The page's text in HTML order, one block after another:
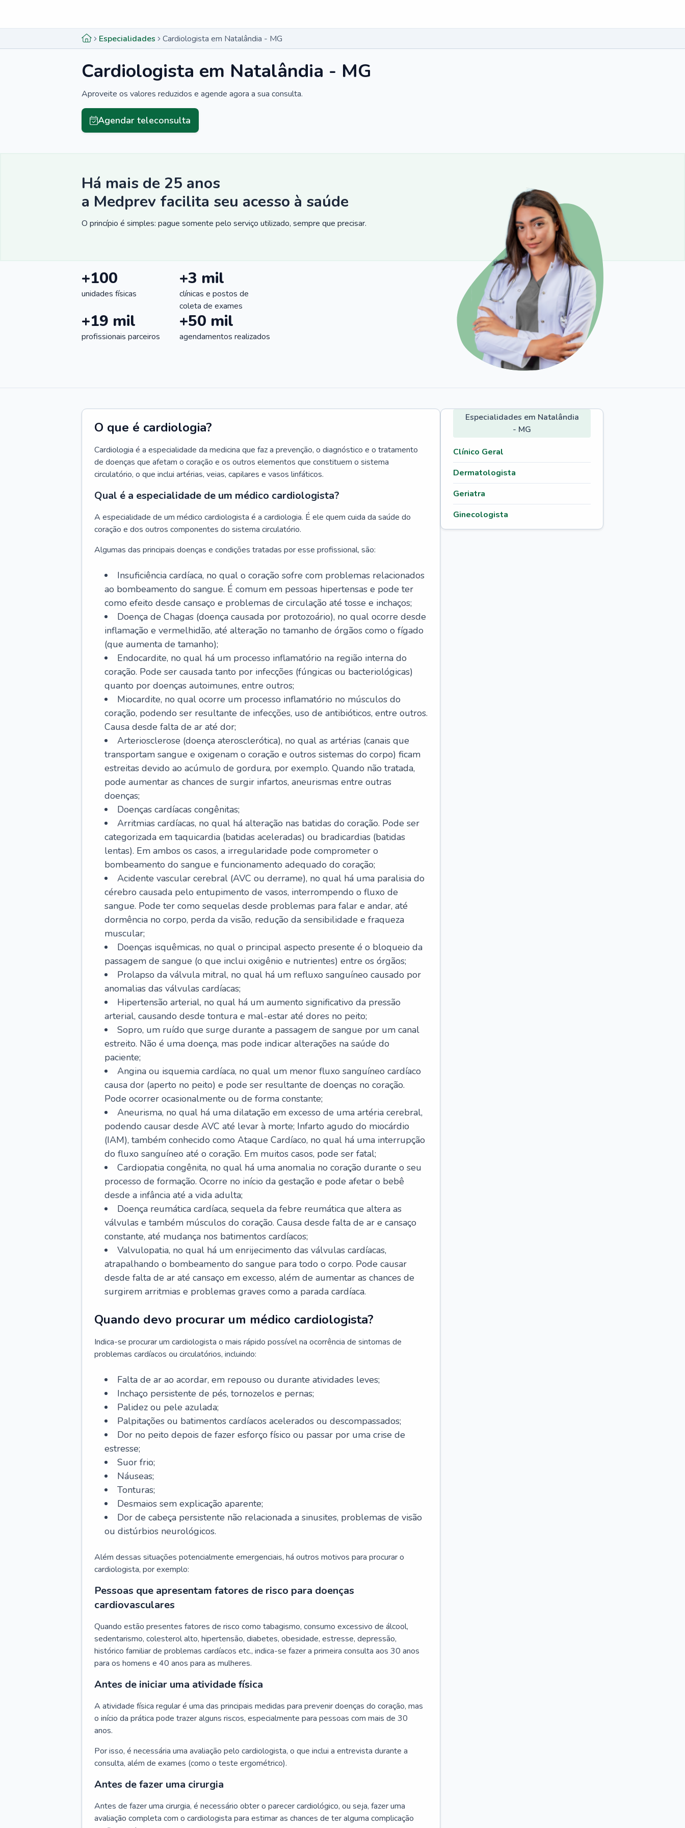
Especialidades Cardiologista em Natalândia - MG
Cardiologista em Natalândia - MG
Aproveite os valores reduzidos e agende agora a sua consulta.
Agendar teleconsulta
Há mais de 25 anos
a Medprev facilita seu acesso à saúde
O princípio é simples: pague somente pelo serviço utilizado, sempre que precisar.
+100
unidades físicas
+3 mil
clínicas e postos de
coleta de exames
+19 mil
profissionais parceiros
+50 mil
agendamentos realizados
O que é cardiologia?
Cardiologia é a especialidade da medicina que faz a prevenção, o diagnóstico e o tratamento
de doenças que afetam o coração e os outros elementos que constituem o sistema
circulatório, o que inclui artérias, veias, capilares e vasos linfáticos.
Qual é a especialidade de um médico cardiologista?
A especialidade de um médico cardiologista é a cardiologia. É ele quem cuida da saúde do
coração e dos outros componentes do sistema circulatório.
Algumas das principais doenças e condições tratadas por esse profissional, são:
Insuficiência cardíaca, no qual o coração sofre com problemas relacionados
ao bombeamento do sangue. É comum em pessoas hipertensas e pode ter
como efeito desde cansaço e problemas de circulação até tosse e inchaços;
Doença de Chagas (doença causada por protozoário), no qual ocorre desde
inflamação e vermelhidão, até alteração no tamanho de órgãos como o fígado
(que aumenta de tamanho);
Endocardite, no qual há um processo inflamatório na região interna do
coração. Pode ser causada tanto por infecções (fúngicas ou bacteriológicas)
quanto por doenças autoimunes, entre outros;
Miocardite, no qual ocorre um processo inflamatório no músculos do
coração, podendo ser resultante de infecções, uso de antibióticos, entre outros.
Causa desde falta de ar até dor;
Arteriosclerose (doença aterosclerótica), no qual as artérias (canais que
transportam sangue e oxigenam o coração e outros sistemas do corpo) ficam
estreitas devido ao acúmulo de gordura, por exemplo. Quando não tratada,
pode aumentar as chances de surgir infartos, aneurismas entre outras
doenças;
Doenças cardíacas congênitas;
Arritmias cardíacas, no qual há alteração nas batidas do coração. Pode ser
categorizada em taquicardia (batidas aceleradas) ou bradicardias (batidas
lentas). Em ambos os casos, a irregularidade pode comprometer o
bombeamento do sangue e funcionamento adequado do coração;
Acidente vascular cerebral (AVC ou derrame), no qual há uma paralisia do
cérebro causada pelo entupimento de vasos, interrompendo o fluxo de
sangue. Pode ter como sequelas desde problemas para falar e andar, até
dormência no corpo, perda da visão, redução da sensibilidade e fraqueza
muscular;
Doenças isquêmicas, no qual o principal aspecto presente é o bloqueio da
passagem de sangue (o que inclui oxigênio e nutrientes) entre os órgãos;
Prolapso da válvula mitral, no qual há um refluxo sanguíneo causado por
anomalias das válvulas cardíacas;
Hipertensão arterial, no qual há um aumento significativo da pressão
arterial, causando desde tontura e mal-estar até dores no peito;
Sopro, um ruído que surge durante a passagem de sangue por um canal
estreito. Não é uma doença, mas pode indicar alterações na saúde do
paciente;
Angina ou isquemia cardíaca, no qual um menor fluxo sanguíneo cardíaco
causa dor (aperto no peito) e pode ser resultante de doenças no coração.
Pode ocorrer ocasionalmente ou de forma constante;
Aneurisma, no qual há uma dilatação em excesso de uma artéria cerebral,
podendo causar desde AVC até levar à morte; Infarto agudo do miocárdio
(IAM), também conhecido como Ataque Cardíaco, no qual há uma interrupção
do fluxo sanguíneo até o coração. Em muitos casos, pode ser fatal;
Cardiopatia congênita, no qual há uma anomalia no coração durante o seu
processo de formação. Ocorre no início da gestação e pode afetar o bebê
desde a infância até a vida adulta;
Doença reumática cardíaca, sequela da febre reumática que altera as
válvulas e também músculos do coração. Causa desde falta de ar e cansaço
constante, até mudança nos batimentos cardíacos;
Valvulopatia, no qual há um enrijecimento das válvulas cardíacas,
atrapalhando o bombeamento do sangue para todo o corpo. Pode causar
desde falta de ar até cansaço em excesso, além de aumentar as chances de
surgirem arritmias e problemas graves como a parada cardíaca.
Quando devo procurar um médico cardiologista?
Indica-se procurar um cardiologista o mais rápido possível na ocorrência de sintomas de
problemas cardíacos ou circulatórios, incluindo:
Falta de ar ao acordar, em repouso ou durante atividades leves;
Inchaço persistente de pés, tornozelos e pernas;
Palidez ou pele azulada;
Palpitações ou batimentos cardíacos acelerados ou descompassados;
Dor no peito depois de fazer esforço físico ou passar por uma crise de
estresse;
Suor frio;
Náuseas;
Tonturas;
Desmaios sem explicação aparente;
Dor de cabeça persistente não relacionada a sinusites, problemas de visão
ou distúrbios neurológicos.
Além dessas situações potencialmente emergenciais, há outros motivos para procurar o
cardiologista, por exemplo:
Pessoas que apresentam fatores de risco para doenças
cardiovasculares
Quando estão presentes fatores de risco como tabagismo, consumo excessivo de álcool,
sedentarismo, colesterol alto, hipertensão, diabetes, obesidade, estresse, depressão,
histórico familiar de problemas cardíacos etc., indica-se fazer a primeira consulta aos 30 anos
para os homens e 40 anos para as mulheres.
Antes de iniciar uma atividade física
A atividade física regular é uma das principais medidas para prevenir doenças do coração, mas
o início da prática pode trazer alguns riscos, especialmente para pessoas com mais de 30
anos.
Por isso, é necessária uma avaliação pelo cardiologista, o que inclui a entrevista durante a
consulta, além de exames (como o teste ergométrico).
Antes de fazer uma cirurgia
Antes de fazer uma cirurgia, é necessário obter o parecer cardiológico, ou seja, fazer uma
avaliação completa com o cardiologista para estimar as chances de ter alguma complicação
Especialidades em Natalândia
- MG
Clínico Geral
Dermatologista
Geriatra
Ginecologista